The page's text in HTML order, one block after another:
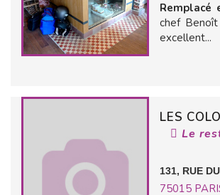
Remplacé
chef
excellent...
LES
Le
131, RUE
75015